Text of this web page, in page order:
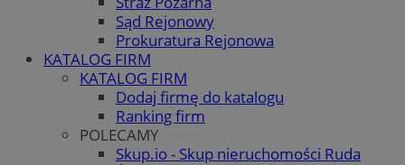
Sąd Rejonowy
Prokuratura Rejonowa
KATALOG FIRM
KATALOG FIRM
Dodaj firmę do katalogu
Ranking firm
POLECAMY
Skup.io - Skup nieruchomości Ruda